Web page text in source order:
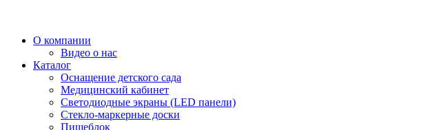
О компании
Видео о нас
Каталог
Оснащение детского сада
Медицинский кабинет
Светодиодные экраны (LED панели)
Стекло-маркерные доски
Пищеблок